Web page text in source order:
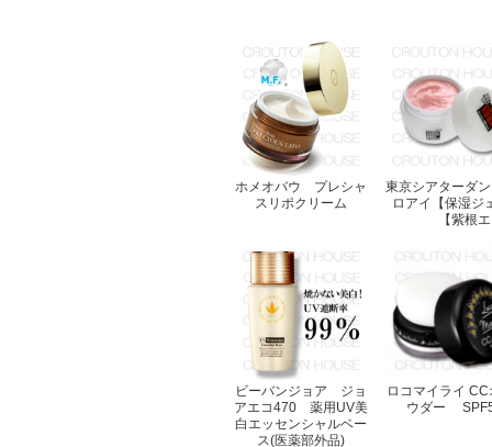
ホメオバウ プレシャ
スリポクリーム
東京シアターダ
ロアイ【保湿ジ
【紫根
ビーバンジョア ジョ
アエコ470 薬用UV美
白エッセンシャルベー
ス(医薬部外品)
ロコマイライ
ウダー